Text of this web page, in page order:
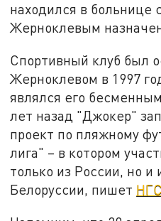
находился в больнице
Жерноклевым
Спортивный клуб был
Жерноклевом в 1997
являлся его
лет назад "Джокер"
проект по пляжному
лига" – в котором
только из России, но и
Белоруссии, пишет НГС